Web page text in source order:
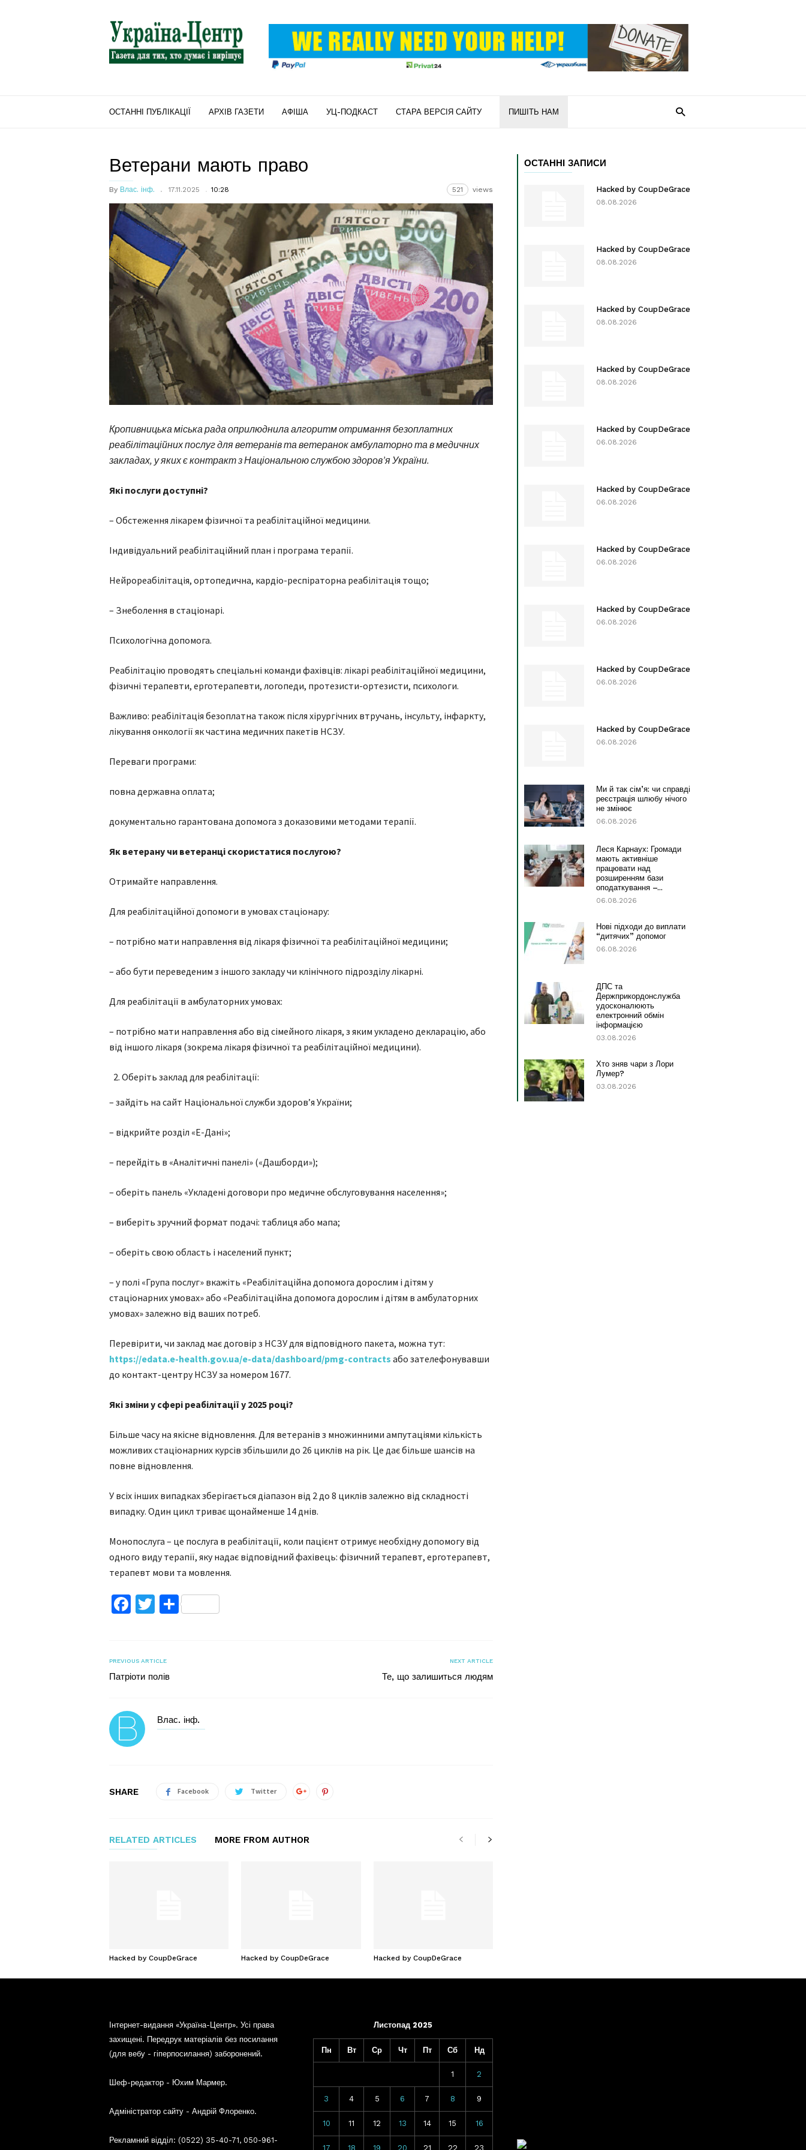
"Україна-
Центр"
ОСТАННІ ПУБЛІКАЦІЇ АРХІВ ГАЗЕТИ АФІША УЦ-ПОДКАСТ СТАРА ВЕРСІЯ САЙТУ ПИШІТЬ НАМ
Ветерани мають право
By Влас. інф. 17.11.2025 10:28 521 views
Кропивницька міська рада оприлюднила алгоритм отримання безоплатних
реабілітаційних послуг для ветеранів та ветеранок амбулаторно та в медичних
закладах, у яких є контракт з Національною службою здоров’я України.
Які послуги доступні?
– Обстеження лікарем фізичної та реабілітаційної медицини.
Індивідуальний реабілітаційний план і програма терапії.
Нейрореабілітація, ортопедична, кардіо-респіраторна реабілітація тощо;
– Знеболення в стаціонарі.
Психологічна допомога.
Реабілітацію проводять спеціальні команди фахівців: лікарі реабілітаційної медицини,
фізичні терапевти, ерготерапевти, логопеди, протезисти-ортезисти, психологи.
Важливо: реабілітація безоплатна також після хірургічних втручань, інсульту, інфаркту,
лікування онкології як частина медичних пакетів НСЗУ.
Переваги програми:
повна державна оплата;
документально гарантована допомога з доказовими методами терапії.
Як ветерану чи ветеранці скористатися послугою?
Отримайте направлення.
Для реабілітаційної допомоги в умовах стаціонару:
– потрібно мати направлення від лікаря фізичної та реабілітаційної медицини;
– або бути переведеним з іншого закладу чи клінічного підрозділу лікарні.
Для реабілітації в амбулаторних умовах:
– потрібно мати направлення або від сімейного лікаря, з яким укладено декларацію, або
від іншого лікаря (зокрема лікаря фізичної та реабілітаційної медицини).
Оберіть заклад для реабілітації:
– зайдіть на сайт Національної служби здоров’я України;
– відкрийте розділ «Е-Дані»;
– перейдіть в «Аналітичні панелі» («Дашборди»);
– оберіть панель «Укладені договори про медичне обслуговування населення»;
– виберіть зручний формат подачі: таблиця або мапа;
– оберіть свою область і населений пункт;
– у полі «Група послуг» вкажіть «Реабілітаційна допомога дорослим і дітям у
стаціонарних умовах» або «Реабілітаційна допомога дорослим і дітям в амбулаторних
умовах» залежно від ваших потреб.
Перевірити, чи заклад має договір з НСЗУ для відповідного пакета, можна тут:
https://edata.e-health.gov.ua/e-data/dashboard/pmg-contracts або зателефонувавши
до контакт-центру НСЗУ за номером 1677.
Які зміни у сфері реабілітації у 2025 році?
Більше часу на якісне відновлення. Для ветеранів з множинними ампутаціями кількість
можливих стаціонарних курсів збільшили до 26 циклів на рік. Це дає більше шансів на
повне відновлення.
У всіх інших випадках зберігається діапазон від 2 до 8 циклів залежно від складності
випадку. Один цикл триває щонайменше 14 днів.
Монопослуга – це послуга в реабілітації, коли пацієнт отримує необхідну допомогу від
одного виду терапії, яку надає відповідний фахівець: фізичний терапевт, ерготерапевт,
терапевт мови та мовлення.
Facebook
TwitterПоділитися
PREVIOUS ARTICLE
Патріоти полів
NEXT ARTICLE
Те, що залишиться людям
Влас. інф.
SHARE Facebook Twitter
RELATED ARTICLES MORE FROM AUTHOR
Hacked by CoupDeGrace Hacked by CoupDeGrace Hacked by CoupDeGrace
ОСТАННІ ЗАПИСИ
Hacked by CoupDeGrace
08.08.2026
Hacked by CoupDeGrace
08.08.2026
Hacked by CoupDeGrace
08.08.2026
Hacked by CoupDeGrace
08.08.2026
Hacked by CoupDeGrace
06.08.2026
Hacked by CoupDeGrace
06.08.2026
Hacked by CoupDeGrace
06.08.2026
Hacked by CoupDeGrace
06.08.2026
Hacked by CoupDeGrace
06.08.2026
Hacked by CoupDeGrace
06.08.2026
Ми й так сім’я: чи справді
реєстрація шлюбу нічого
не змінює
06.08.2026
Леся Карнаух: Громади
мають активніше
працювати над
розширенням бази
оподаткування –...
06.08.2026
Нові підходи до виплати
“дитячих” допомог
06.08.2026
ДПС та
Держприкордонслужба
удосконалюють
електронний обмін
інформацією
03.08.2026
Хто зняв чари з Лори
Лумер?
03.08.2026
Інтернет-видання «Україна-Центр». Усі права
захищені. Передрук матеріалів без посилання
(для вебу - гіперпосилання) заборонений.
Шеф-редактор - Юхим Мармер.
Адміністратор сайту - Андрій Флоренко.
Рекламний відділ: (0522) 35-40-71, 050-961-
Листопад 2025
Пн Вт Ср Чт Пт Сб Нд
1 2
3 4 5 6 7 8 9
10 11 12 13 14 15 16
17 18 19 20 21 22 23